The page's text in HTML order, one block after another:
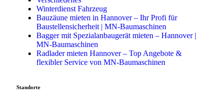
Winterdienst Fahrzeug
Bauzäune mieten in Hannover – Ihr Profi für
Baustellensicherheit | MN-Baumaschinen
Bagger mit Spezialanbaugerät mieten – Hannover |
MN-Baumaschinen
Radlader mieten Hannover – Top Angebote &
flexibler Service von MN-Baumaschinen
Standorte